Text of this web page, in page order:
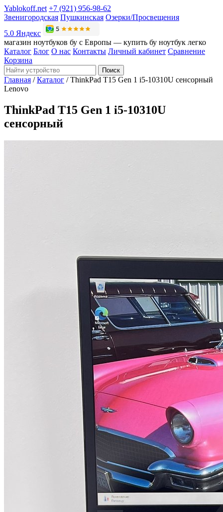
Yablokoff.net +7 (921) 956-98-62
Звенигородская Пушкинская Озерки/Просвещения
5.0 Яндекс
магазин ноутбуков бу с Европы — купить бу ноутбук легко
Каталог Блог О нас Контакты Личный кабинет Сравнение
Корзина
Поиск
Главная / Каталог / ThinkPad T15 Gen 1 i5-10310U сенсорный
Lenovo
ThinkPad T15 Gen 1 i5-10310U
сенсорный